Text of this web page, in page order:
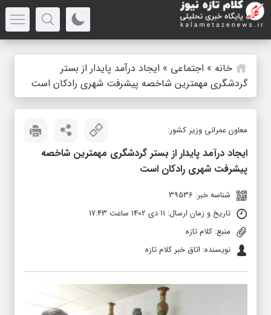
خانه » اجتماعی » ایجاد درآمد پایدار از بستر
گردشگری مهمترین شاخصه پیشرفت شهری رادکان است
معاون عمرانی وزیر کشور:
ایجاد درآمد پایدار از بستر گردشگری مهمترین شاخصه
پیشرفت شهری رادکان است
شناسه خبر: 39536
تاریخ و زمان ارسال: 11 دی 1402 ساعت 17:43
منبع: کلام تازه
نویسنده: اتاق خبر کلام تازه